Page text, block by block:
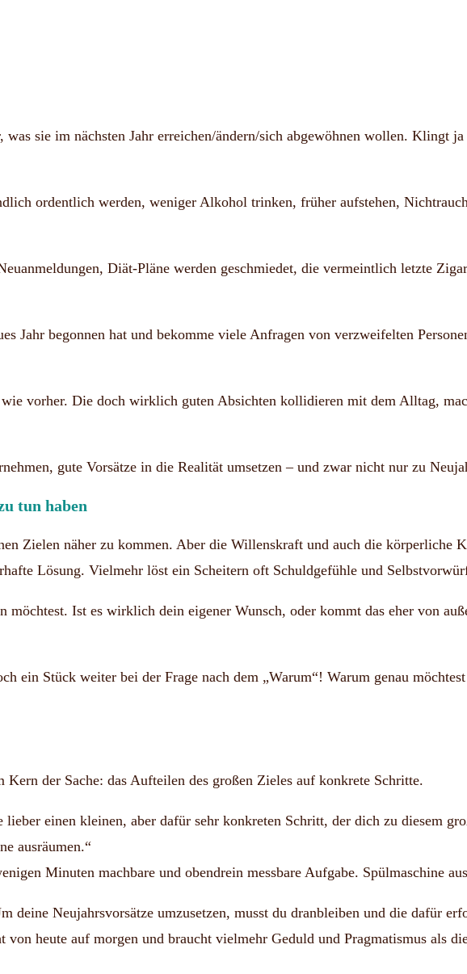
sie im nächsten Jahr erreichen/ändern/sich abgewöhnen wollen. Klingt
ordentlich werden, weniger Alkohol trinken, früher aufstehen,
Diät-Pläne werden geschmiedet, die vermeintlich letzte
Jahr begonnen hat und bekomme viele Anfragen von verzweifelten
vorher. Die doch wirklich guten Absichten kollidieren mit dem Alltag,
gute Vorsätze in die Realität umsetzen – und zwar nicht nur zu
tun haben
Zielen näher zu kommen. Aber die Willenskraft und auch die körperliche
Lösung. Vielmehr löst ein Scheitern oft Schuldgefühle und
Ist es wirklich dein eigener Wunsch, oder kommt das eher von
ein Stück weiter bei der Frage nach dem „Warum“! Warum genau
der Sache: das Aufteilen des großen Zieles auf konkrete Schritte.
einen kleinen, aber dafür sehr konkreten Schritt, der dich zu diesem
ausräumen.“
Minuten machbare und obendrein messbare Aufgabe. Spülmaschine
deine Neujahrsvorsätze umzusetzen, musst du dranbleiben und die dafür
von heute auf morgen und braucht vielmehr Geduld und Pragmatismus als